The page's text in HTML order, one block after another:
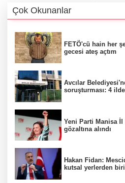
Çok Okunanlar
FETÖ'cü hain her
gecesi ateş açtım
Avcılar
soruşturması: 4
Yeni Parti Manisa İl
gözaltına alındı
Hakan Fidan:
kutsal yerlerden biri